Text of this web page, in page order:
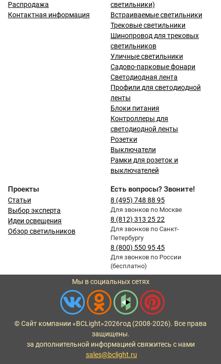
Распродажа
Контактная информация
светильники)
Встраиваемые светильники
Трековые светильники
Шинопровод для трековых
светильников
Уличные светильники
Садово-парковые фонари
Светодиодная лента
Профили для светодиодной
ленты
Блоки питания
Контроллеры для
светодиодной ленты
Розетки
Выключатели
Рамки для розеток и
выключателей
Проекты
Статьи
Выбор эксперта
Идеи освещения
Обзор светильников
Есть вопросы? Звоните!
8 (495) 748 88 95
Для звонков по Москве
8 (812) 313 25 22
Для звонков по Санкт-
Петербургу
8 (800) 550 95 45
Для звонков по России
(бесплатно)
Мы в социальных сетях
© Сайт компании «BCLight»2026год (2008-2026). Все права
защищены.
за дополнительной информацией свяжитесь с нами
sales@bclight.ru